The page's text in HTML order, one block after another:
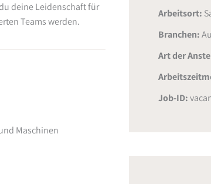
deine Leidenschaft für
Teams werden.
Maschinen
Arbeitsort:
Branchen:
Art der
Job-ID: